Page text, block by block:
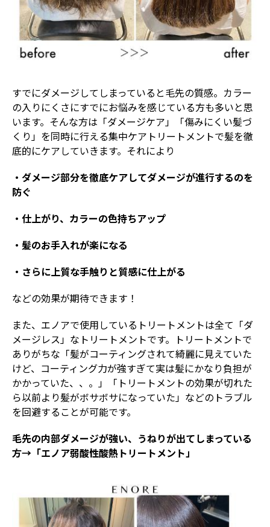
すでにダメージしてしまっていると毛先の質感。カラー
の入りにくさにすでにお悩みを感じている方も多いと思
います。そんな方は「ダメージケア」「傷みにくい髪づ
くり」を同時に行える集中ケアトリートメントで髪を徹
底的にケアしていきます。それにより
・ダメージ部分を徹底ケアしてダメージが進行するのを
防ぐ
・仕上がり、カラーの色持ちアップ
・髪のお手入れが楽になる
・さらに上質な手触りと質感に仕上がる
などの効果が期待できます！
また、エノアで使用しているトリートメントは全て「ダ
メージレス」なトリートメントです。トリートメントで
ありがちな「髪がコーティングされて綺麗に見えていた
けど、コーティング力が強すぎて実は髪にかなり負担が
かかっていた、、。」「トリートメントの効果が切れた
ら以前より髪がボサボサになっていた」などのトラブル
を回避することが可能です。
毛先の内部ダメージが強い、うねりが出てしまっている
方→「エノア弱酸性酸熱トリートメント」